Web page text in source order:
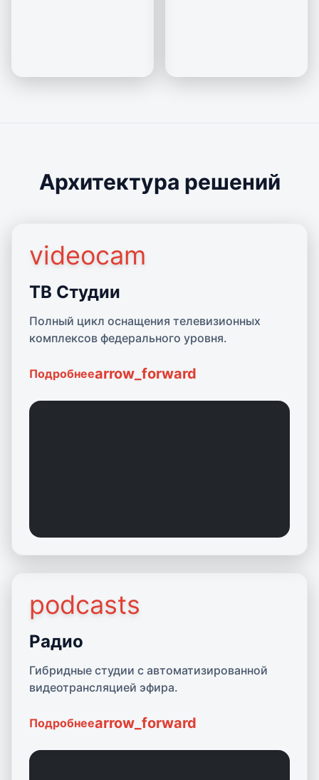
Архитектура решений
Подробнее о ТВ Студиях
videocam
ТВ Студии
Полный цикл оснащения телевизионных
комплексов федерального уровня.
Подробнееarrow_forward
Подробнее о Радио
podcasts
Радио
Гибридные студии с автоматизированной
видеотрансляцией эфира.
Подробнееarrow_forward